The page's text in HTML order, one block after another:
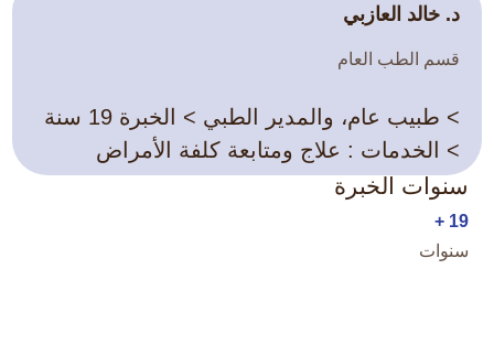
د. خالد العازبي
قسم الطب العام
> طبيب عام، والمدير الطبي > الخبرة 19 سنة
> الخدمات : علاج ومتابعة كلفة الأمراض
سنوات الخبرة
19 +
سنوات